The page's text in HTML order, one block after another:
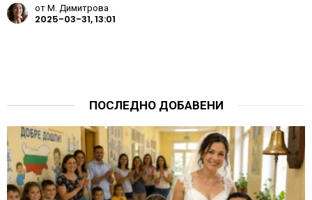
отМ. Димитрова
2025-03-31, 13:01
ПОСЛЕДНО ДОБАВЕНИ